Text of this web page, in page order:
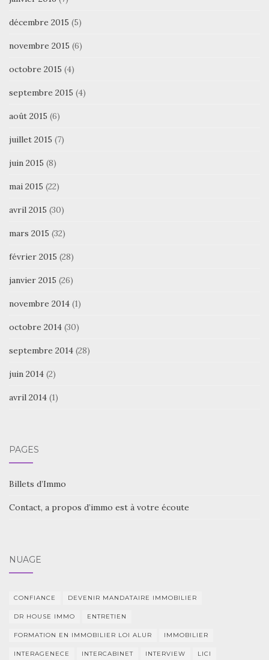
décembre 2015 (5)
novembre 2015 (6)
octobre 2015 (4)
septembre 2015 (4)
août 2015 (6)
juillet 2015 (7)
juin 2015 (8)
mai 2015 (22)
avril 2015 (30)
mars 2015 (32)
février 2015 (28)
janvier 2015 (26)
novembre 2014 (1)
octobre 2014 (30)
septembre 2014 (28)
juin 2014 (2)
avril 2014 (1)
PAGES
Billets d’Immo
Contact, a propos d’immo est à votre écoute
NUAGE
CONFIANCE DEVENIR MANDATAIRE IMMOBILIER
DR HOUSE IMMO ENTRETIEN
FORMATION EN IMMOBILIER LOI ALUR IMMOBILIER
INTERAGENECE INTERCABINET INTERVIEW LICI